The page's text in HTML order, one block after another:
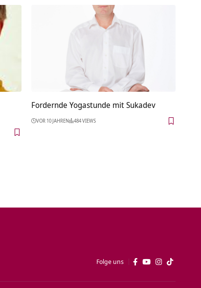
Fordernde Yogastunde mit Sukadev
VOR 10 JAHREN 484 VIEWS
Folge uns